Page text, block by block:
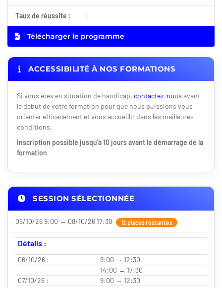
Taux de réussite : - %
Télécharger le programme
ACCESSIBILITÉ À NOS FORMATIONS
Si vous êtes en situation de handicap, contactez-nous avant
le début de votre formation pour que nous puissions vous
orienter efficacement et vous accueillir dans les meilleures
conditions.
Inscription possible jusqu'à 10 jours avant le démarrage de la
formation
SESSION SÉLECTIONNÉE
06/10/26 9:00 → 08/10/26 17:30 12 places restantes
Détails :
06/10/26 :
9:00 → 12:30
14:00 → 17:30
07/10/26 :
9:00 → 12:30